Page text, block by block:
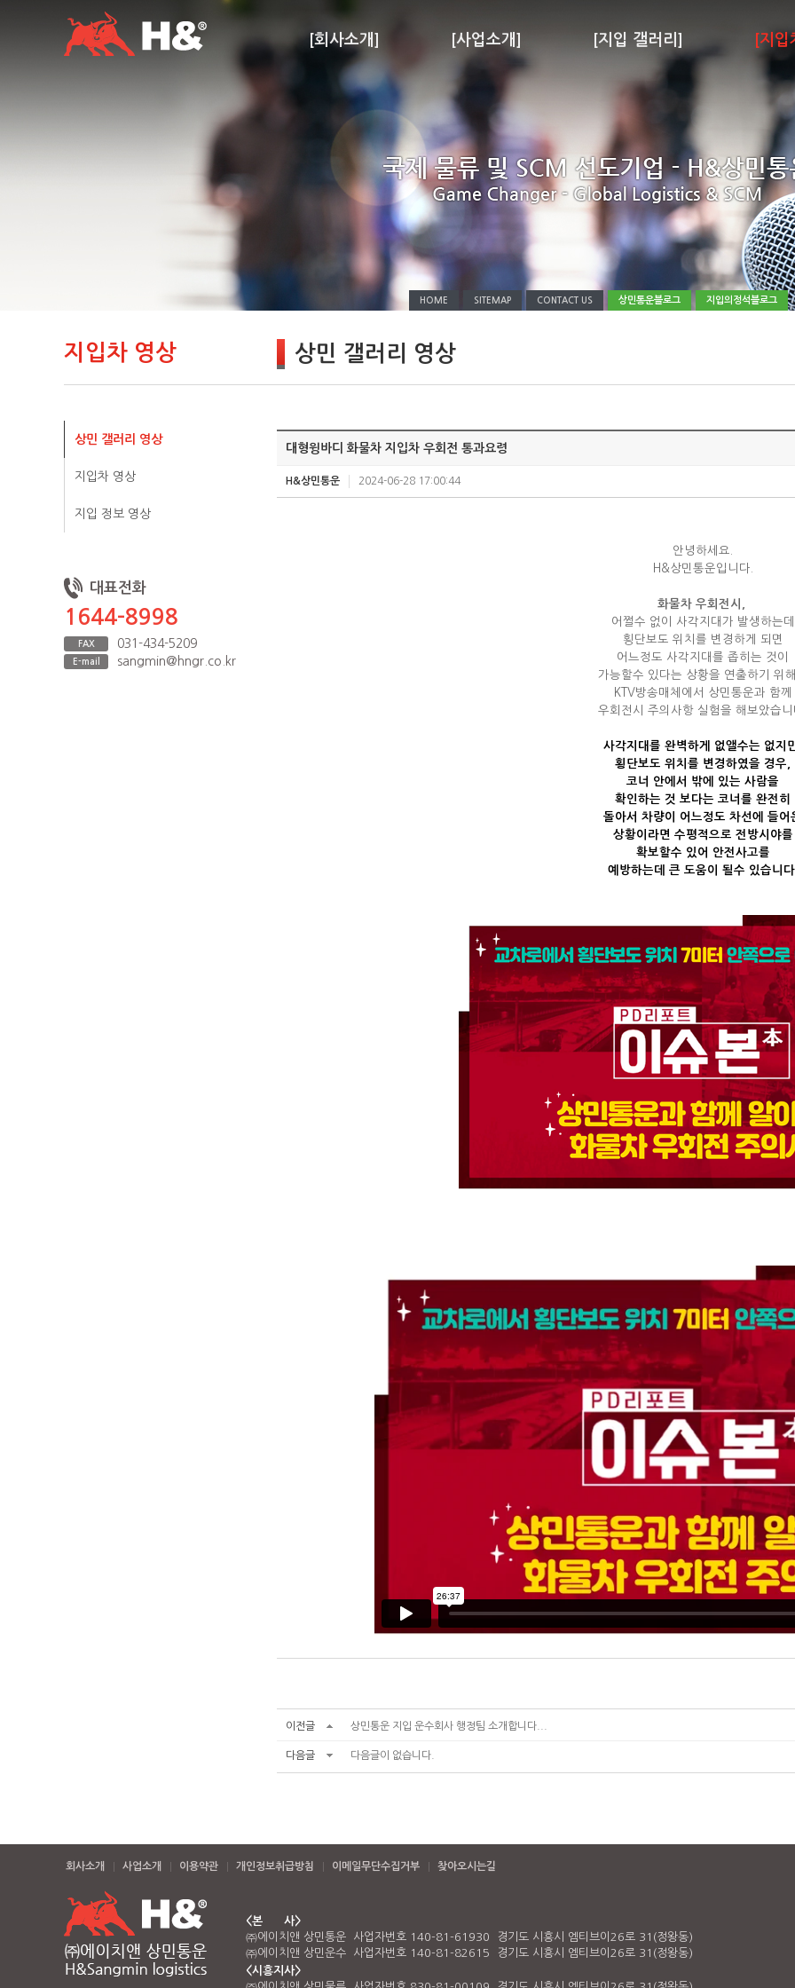
HOME SITEMAP CONTACT US 상민통운블로그 지입의정석블로그
[회사소개] [사업소개] [지입 갤러리] [지입
지입차 영상
상민 갤러리 영상
지입차 영상
지입 정보 영상
대표전화
1644-8998
FAX 031-434-5209
E-mail sangmin@hngr.co.kr
상민 갤러리 영상
대형윙바디 화물차 지입차 우회전 통과요령
H&상민통운 2024-06-28 17:00:44
안녕하세요.
H&상민통운입니다.
화물차 우회전시,
어쩔수 없이 사각지대가 발생하는데
횡단보도 위치를 변경하게 되면
어느정도 사각지대를 좁히는 것이
가능할수 있다는 상황을 연출하기 위
KTV방송매체에서 상민통운과 함께
우회전시 주의사항 실험을 해보았습니
사각지대를 완벽하게 없앨수는 없지
횡단보도 위치를 변경하였을 경우,
코너 안에서 밖에 있는 사람을
확인하는 것 보다는 코너를 완전히
돌아서 차량이 어느정도 차선에 들어
상황이라면 수평적으로 전방시야를
확보할수 있어
안전사고를
예방하는데 큰 도움이 될수 있습니
이전글 상민통운 지입 운수회사 행정팀 소개합니다...
다음글 다음글이 없습니다.
회사소개 사업소개 이용약관 개인정보취급방침 이메일무단수집거부 찾아오시는길
<본 사>
㈜에이치앤 상민통운 사업자번호 140-81-61930 경기도 시흥시 엠티브이26로 31(정왕동)
㈜에이치앤 상민운수 사업자번호 140-81-82615 경기도 시흥시 엠티브이26로 31(정왕동)
<시흥지사>